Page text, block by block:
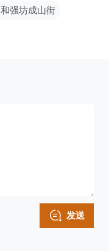
和强坊成山街
发送